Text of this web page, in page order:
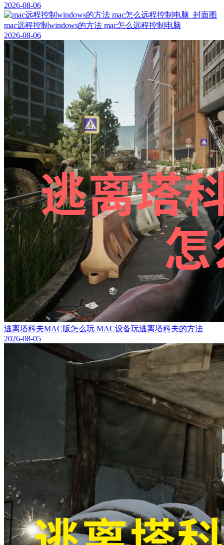
2026-08-06
mac远程控制windows的方法 mac怎么远程控制电脑
2026-08-06
逃离塔科夫MAC版怎么玩 MAC设备玩逃离塔科夫的方法
2026-08-05